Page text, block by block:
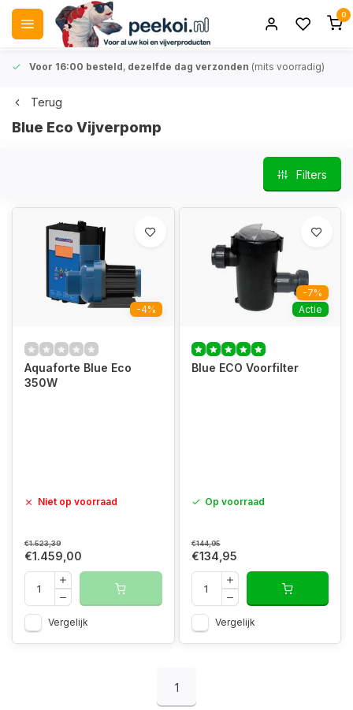
0
Voor 16:00 besteld, dezelfde dag verzonden (mits voorradig)
Terug
Blue Eco Vijverpomp
Filters
-4%
Aquaforte Blue Eco
350W
Niet op voorraad
€1.523,39
€1.459,00
Vergelijk
-7%
Actie
Blue ECO Voorfilter
Op voorraad
€144,95
€134,95
Vergelijk
1